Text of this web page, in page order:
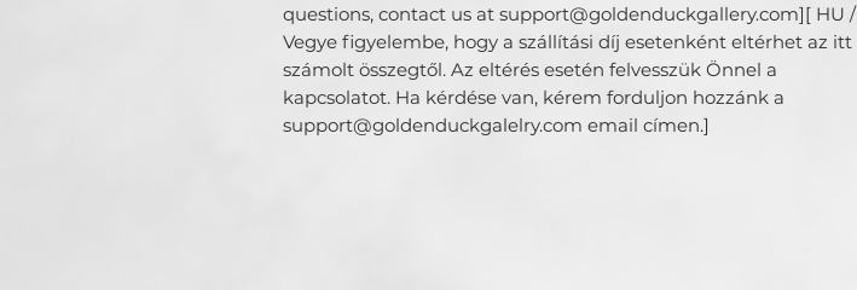
questions, contact us at support@goldenduckgallery.com][ HU /
Vegye figyelembe, hogy a szállítási díj esetenként eltérhet az itt
számolt összegtől. Az eltérés esetén felvesszük Önnel a
kapcsolatot. Ha kérdése van, kérem forduljon hozzánk a
support@goldenduckgalelry.com email címen.]